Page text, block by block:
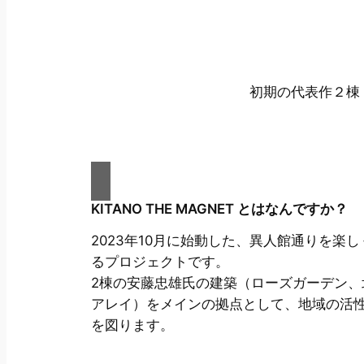
初期の代表作２棟
KITANO THE MAGNET とはなんですか？
2023年10月に始動した、異人館通りを楽し
るプロジェクトです。
2棟の安藤忠雄氏の建築（ローズガーデン
アレイ）をメインの拠点として、地域の活
を図ります。